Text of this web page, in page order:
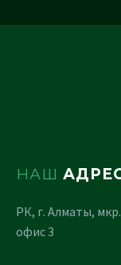
НАШ
РК, г. Алматы,
офис 3